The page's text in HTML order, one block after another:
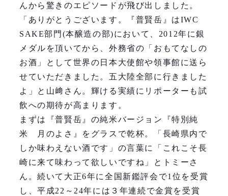
んから驚きのエピソードが飛び出しました。
「ありがとうございます。『普賢岳』はIWC
SAKE部門(本醸造の部)において、2012年に銀
メダルを頂いてから、外務省の「おもてなしの
お酒」として世界の日本大使館や領事館に送ら
せていただきました。五大陸全部に行きました
よ」と山﨑さん。輝ける実績にリポーターも試
飲への期待が高まります。
まずは『普賢岳』の純米バージョン『特別純
米 月のよさ』をグラスで乾杯。「長崎県内で
しか味わえない酒です」の言葉に「これこそ長
崎に来て味わって欲しいですね」とトミーさ
ん。続いて大正6年に全国新鑑評会で1位を受賞
し、平成22～24年には３年連続で金賞を受賞